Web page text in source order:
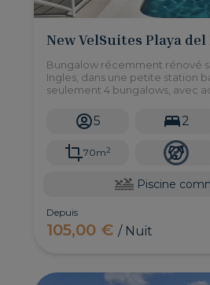
New VelSuites Playa
Bungalow récemment rénové
Ingles, dans une petite station
seulement 4 bungalows, avec
jusqu'à 5 personnes.
5 2
70m2
Piscine
Depuis
105,00 €/ Nuit